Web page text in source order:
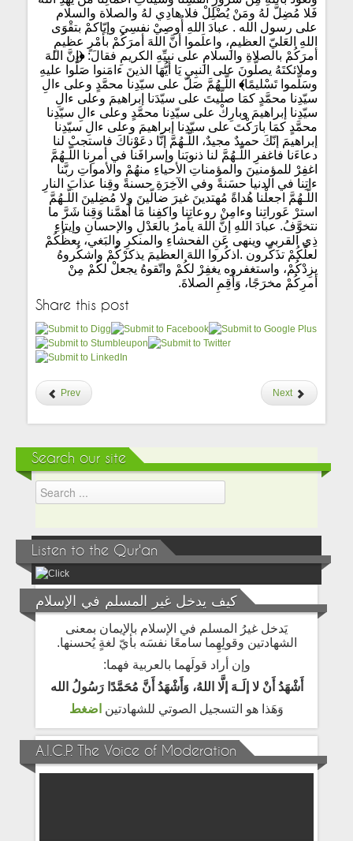
فَلا مُضِلَّ لهُ ومَنْ يُضْلِلْ فلا هادِي لهُ والصلاة والسلام
على رسول الله . عبادَ اللهِ أُوصِيْ نفسِيَ وإيّاكمْ بتقْوَى
اللهِ العَليّ العظيمِ، واعلَموا أنَّ اللهَ أمرَكُمْ بأمْرٍ عظيمٍ
أمرَكُمْ بالصلاةِ والسلامِ على نبيِّهِ الكريمِ فقالَ:﴿إنَّ اللهَ
وملائكتَهُ يصلُّونَ على النبِيِ يَا أيُّهَا الذينَ ءامَنوا صَلُّوا عليهِ
وسَلّموا تَسْليمًا﴾ اللّـهُمَّ صَلّ على سيّدِنا محمَّدٍ وعلى ءالِ
سيّدِنا محمَّدٍ كمَا صلّيتَ على سيّدَنا إبراهيمَ وعلى ءالِ
سيّدِنا إبراهيمَ وبارِكْ على سيّدِنا محمَّدٍ وعلى ءالِ سيّدِنا
محمَّدٍ كمَا بارَكْتَ على سيّدِنا إبراهيمَ وعلى ءالِ سيّدِنا
إبراهيمَ إنّكَ حميدٌ مجيدٌ، اللّـهُمَّ إنَّا دعَوْناكَ فاستجبْ لنا
دعاءَنا فاغفرِ اللّـهُمَّ لنا ذنوبَنا وإسرافَنا في أمرِنا اللّـهُمَّ
اغفِرْ للمؤمنينَ والمؤمناتِ الأحياءِ منهُمْ والأمواتِ ربَّنا
ءاتِنا في الدنيا حسَنةً وفي الآخِرَةِ حسنةً وقِنا عذابَ النارِ
اللّـهُمَّ اجعلْنا هُداةً مُهتدينَ غيرَ ضالّينَ ولا مُضِلينَ اللّـهُمَّ
استرْ عَوراتِنا وءامِنْ روعاتِنا واكفِنا مَا أَهمَّنا وَقِنا شَرَّ ما
نتخوَّفُ. عبادَ اللهِ إنَّ اللهَ يأمرُ بالعَدْلِ والإحسانِ وإيتاءِ
ذِي القربى وينهى عَنِ الفحشاءِ والمنكرِ والبَغي، يعظُكُمْ
لعلَّكُمْ تذَكَّرون .اذكُروا اللهَ العظيمَ يذكرْكُمْ واشكُروهُ
يزِدْكُمْ، واستغفروه يغفِرْ لكُمْ واتّقوهُ يجعلْ لكُمْ مِنْ
أمرِكُمْ مخرَجًا، وَأَقِمِ الصلاةَ.
Share this post
Prev Next
Search our site
Listen to the Qur'an
كيف يدخل غير المسلم في الإسلام
يَدخل غيرُ المسلم في الإسلام بالإيمان بمعنى
الشهادتين وقولِهِما سامعًا نفسَه بأيّ لغةٍ يُحسنها.
وإن أراد قولَهما بالعربية فهما:
أَشْهَدُ أَنْ لا إلَـهَ إلَّا اللهُ، وَأَشْهَدُ أَنَّ مُحَمَّدًا رَسُولُ الله
وَهَذا هو التسجيل الصوتي للشهادتين اضغط
A.I.C.P. The Voice of Moderation